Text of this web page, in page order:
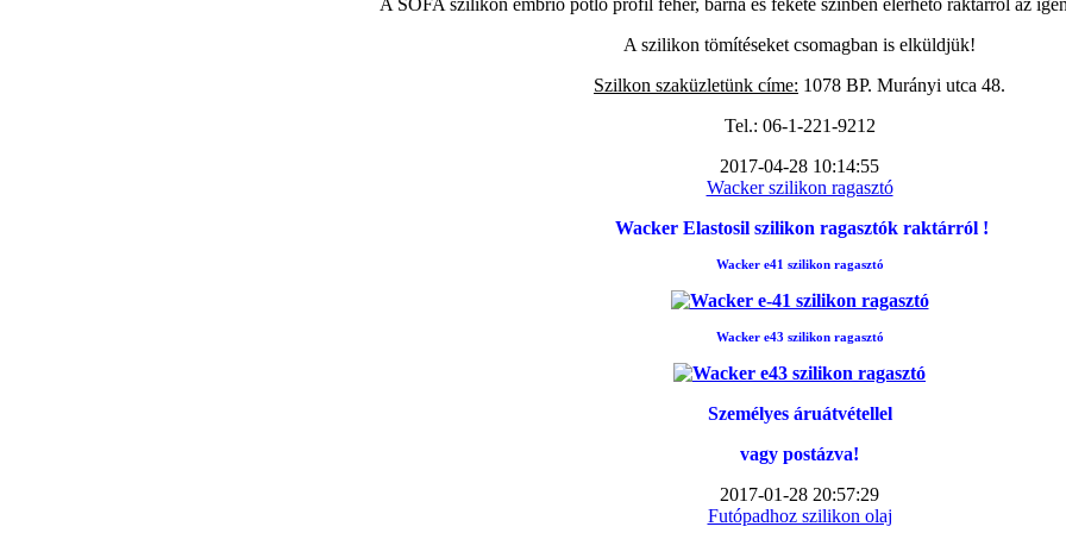
A SOFA szilikon embrió pótló profil fehér, barna és fekete színben elérhető raktárról az
A szilikon tömítéseket csomagban is elküldjük!
Szilkon szaküzletünk címe: 1078 BP. Murányi utca 48.
Tel.: 06-1-221-9212
2017-04-28 10:14:55
Wacker szilikon ragasztó
Wacker Elastosil szilikon ragasztók raktárról !
Wacker e41 szilikon ragasztó
Wacker e43 szilikon ragasztó
Személyes áruátvétellel
vagy postázva!
2017-01-28 20:57:29
Futópadhoz szilikon olaj